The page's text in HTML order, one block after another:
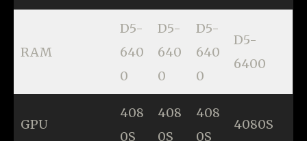
RAM
D5-
640
0
D5-
640
0
D5-
640
0
D5-
6400
GPU
408
0S
408
0S
408
0S
4080S